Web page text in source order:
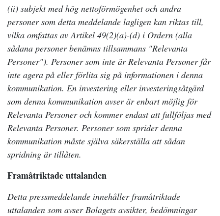
(ii) subjekt med hög nettoförmögenhet och andra
personer som detta meddelande lagligen kan riktas till,
vilka omfattas av Artikel 49(2)(a)-(d) i Ordern (alla
sådana personer benämns tillsammans "Relevanta
Personer"). Personer som inte är Relevanta Personer får
inte agera på eller förlita sig på informationen i denna
kommunikation. En investering eller investeringsåtgärd
som denna kommunikation avser är enbart möjlig för
Relevanta Personer och kommer endast att fullföljas med
Relevanta Personer. Personer som sprider denna
kommunikation måste själva säkerställa att sådan
spridning är tillåten.
Framåtriktade uttalanden
Detta pressmeddelande innehåller framåtriktade
uttalanden som avser Bolagets avsikter, bedömningar